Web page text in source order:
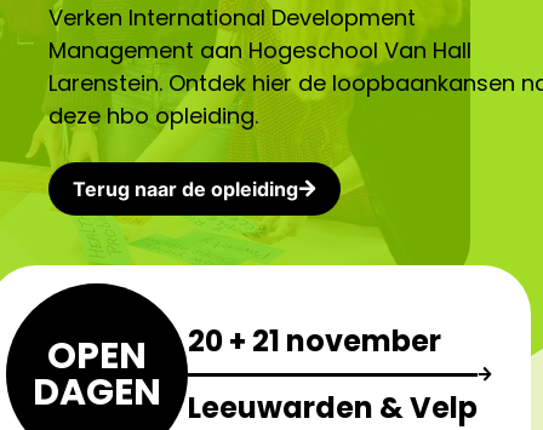
Verken International Development
Management aan Hogeschool Van Hall
Larenstein. Ontdek hier de loopbaankansen
deze hbo opleiding.
Terug naar de opleiding
OPEN
DAGEN
20 + 21 november
Leeuwarden & Velp